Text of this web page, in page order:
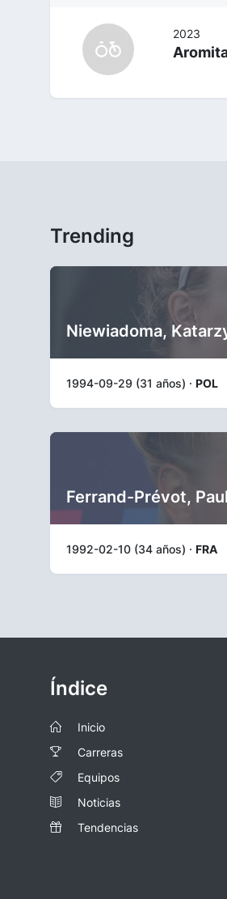
2023
Trending
Niewiadoma,
1994-09-29 (31 años) · POL
Ferrand-Prévot,
1992-02-10 (34 años) · FRA
Índice
Inicio
Carreras
Equipos
Noticias
Tendencias